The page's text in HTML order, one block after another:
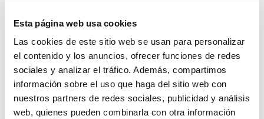
Esta página web usa cookies
Las cookies de este sitio web se usan para personalizar
el contenido y los anuncios, ofrecer funciones de redes
sociales y analizar el tráfico. Además, compartimos
información sobre el uso que haga del sitio web con
nuestros partners de redes sociales, publicidad y análisis
web, quienes pueden combinarla con otra información
contemos contigo para futuros procesos de selección?
Háblanos de ti